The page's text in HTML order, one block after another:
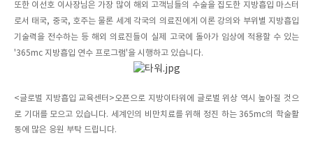
또한 이선호 이사장님은 가장 많이 해외 고객님들의 수술을 집도한 지방흡입 마스터
로서 태국, 중국, 호주는 물론 세계 각국의 의료진에게 이론 강의와 부위별 지방흡입
기술력을 전수하는 등 해외 의료진들이 실제 고국에 돌아가 임상에 적용할 수 있는
'365mc 지방흡입 연수 프로그램'을 시행하고 있습니다.
<글로벌 지방흡입 교육센터>오픈으로 지방이타워에 글로벌 위상 역시 높아질 것으
로 기대를 모으고 있습니다. 세계인의 비만치료를 위해 정진 하는 365mc의 학술활
동에 많은 응원 부탁 드립니다.